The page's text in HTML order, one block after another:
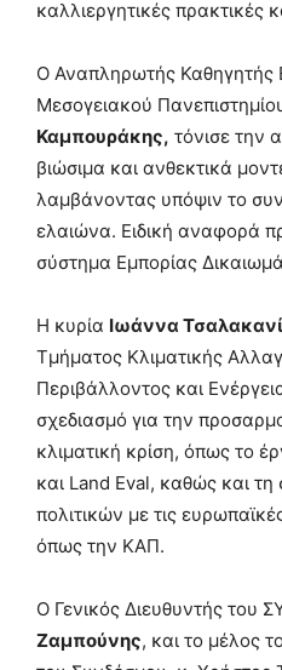
καλλιεργητικές πρακτικές
Ο Αναπληρωτής Καθηγητής
Μεσογειακού
Καμπουράκης, τόνισε την
βιώσιμα και ανθεκτικά
λαμβάνοντας υπόψιν το
ελαιώνα. Ειδική αναφορά
σύστημα Εμπορίας
Η κυρία Ιωάννα
Τμήματος Κλιματικής
Περιβάλλοντος και
σχεδιασμό για την
κλιματική κρίση, όπως το
και Land Eval, καθώς και
πολιτικών με τις
όπως την ΚΑΠ.
Ο Γενικός Διευθυντής του
Ζαμπούνης, και το μέλος